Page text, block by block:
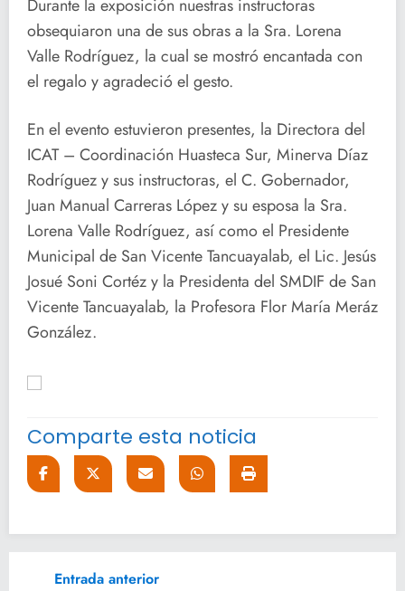
Durante la exposición nuestras instructoras
obsequiaron una de sus obras a la Sra. Lorena
Valle Rodríguez, la cual se mostró encantada con
el regalo y agradeció el gesto.
En el evento estuvieron presentes, la Directora del
ICAT – Coordinación Huasteca Sur, Minerva Díaz
Rodríguez y sus instructoras, el C. Gobernador,
Juan Manual Carreras López y su esposa la Sra.
Lorena Valle Rodríguez, así como el Presidente
Municipal de San Vicente Tancuayalab, el Lic. Jesús
Josué Soni Cortéz y la Presidenta del SMDIF de San
Vicente Tancuayalab, la Profesora Flor María Meráz
González.
Comparte esta noticia
Entrada anterior